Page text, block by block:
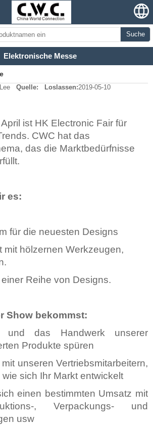
Suche
Elektronische Messe
Quelle: Loslassen:2019-05-10
ist HK Electronic Fair für
CWC hat das
das die Marktbedürfnisse
es:
für die neuesten Designs
mit hölzernen Werkzeugen,
Reihe von Designs.
Show bekommst:
und das Handwerk unserer
Produkte spüren
unseren Vertriebsmitarbeitern,
sich Ihr Markt entwickelt
einen bestimmten Umsatz mit
, Verpackungs- und
usw